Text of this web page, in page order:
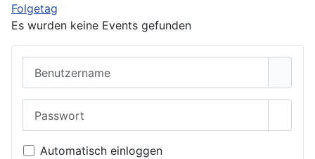
Folgetag
Es wurden keine Events gefunden
Automatisch einloggen